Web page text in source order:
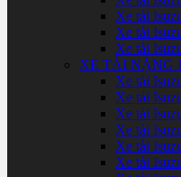
Xe tải
Xe tải
Xe tải
XE TẢI NẶNG
Xe tải
Xe tải
Xe tải
Xe tải
Xe tải
Xe tải